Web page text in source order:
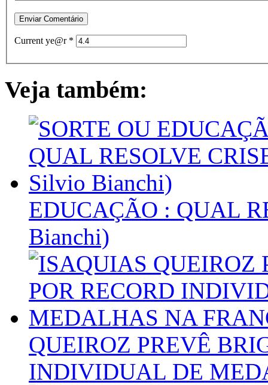
Current ye@r *
Veja também:
EDUCAÇÃO : QUAL
Bianchi)
QUEIROZ PREVÊ
INDIVIDUAL DE